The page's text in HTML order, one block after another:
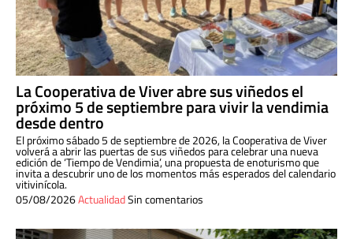
La Cooperativa de Viver abre sus viñedos el
próximo 5 de septiembre para vivir la vendimia
desde dentro
El próximo sábado 5 de septiembre de 2026, la Cooperativa de Viver
volverá a abrir las puertas de sus viñedos para celebrar una nueva
edición de ‘Tiempo de Vendimia’, una propuesta de enoturismo que
invita a descubrir uno de los momentos más esperados del calendario
vitivinícola.
05/08/2026ActualidadSin comentarios